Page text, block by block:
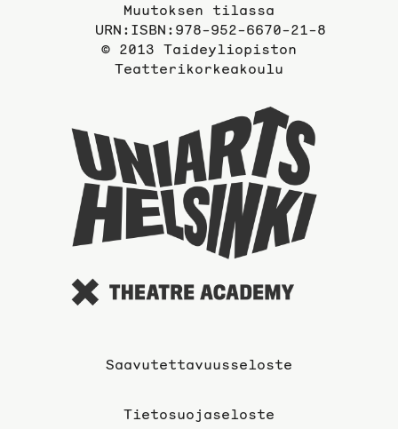
Muutoksen tilassa
URN:ISBN:978-952-6670-21-8
© 2013 Taideyliopiston
Teatterikorkeakoulu
Saavutettavuusseloste
Tietosuojaseloste